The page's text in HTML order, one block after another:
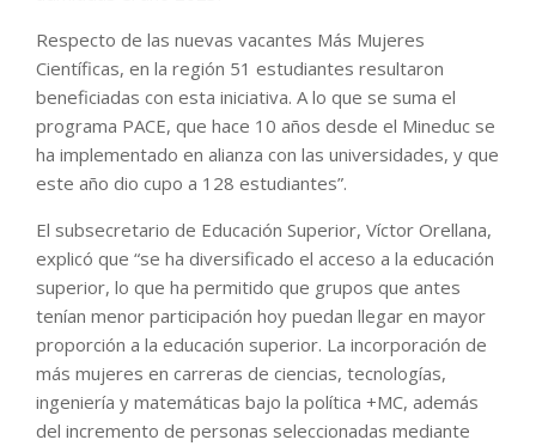
Respecto de las nuevas vacantes Más Mujeres
Científicas, en la región 51 estudiantes resultaron
beneficiadas con esta iniciativa. A lo que se suma el
programa PACE, que hace 10 años desde el Mineduc se
ha implementado en alianza con las universidades, y que
este año dio cupo a 128 estudiantes”.
El subsecretario de Educación Superior, Víctor Orellana,
explicó que “se ha diversificado el acceso a la educación
superior, lo que ha permitido que grupos que antes
tenían menor participación hoy puedan llegar en mayor
proporción a la educación superior. La incorporación de
más mujeres en carreras de ciencias, tecnologías,
ingeniería y matemáticas bajo la política +MC, además
del incremento de personas seleccionadas mediante